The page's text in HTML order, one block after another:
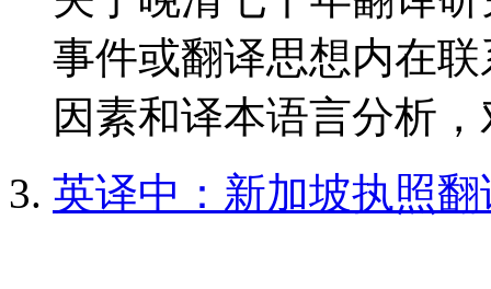
事件或翻译思想内在
因素和译本语言分析
英译中：新加坡执照